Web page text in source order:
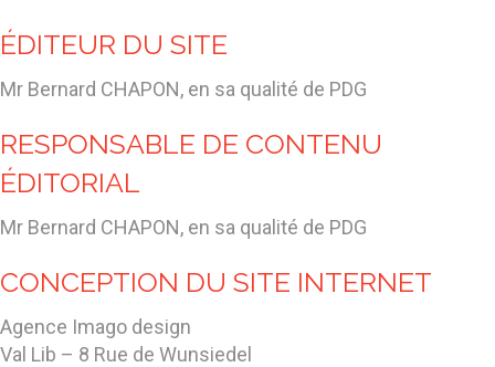
ÉDITEUR DU SITE
Mr Bernard CHAPON, en sa qualité de PDG
RESPONSABLE DE CONTENU
ÉDITORIAL
Mr Bernard CHAPON, en sa qualité de PDG
CONCEPTION DU SITE INTERNET
Agence Imago design
Val Lib – 8 Rue de Wunsiedel